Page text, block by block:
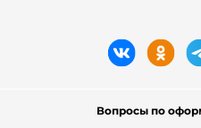
Вопросы по